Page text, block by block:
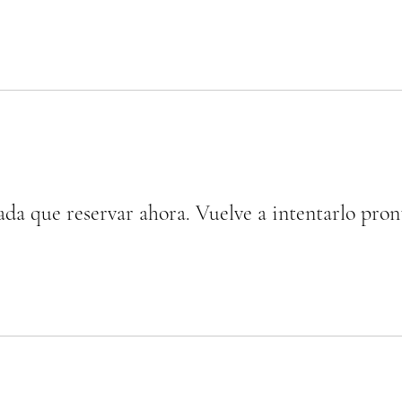
que reservar ahora. Vuelve a intentarlo